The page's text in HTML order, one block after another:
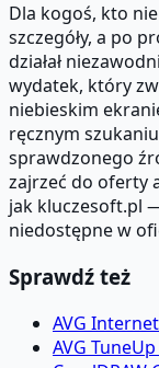
Dla kogoś, kto
szczegóły, a po
działał
wydatek, który
niebieskim
ręcznym
sprawdzonego
zajrzeć do oferty
jak kluczesoft.pl
niedostępne w
Sprawdź też
AVG
AVG